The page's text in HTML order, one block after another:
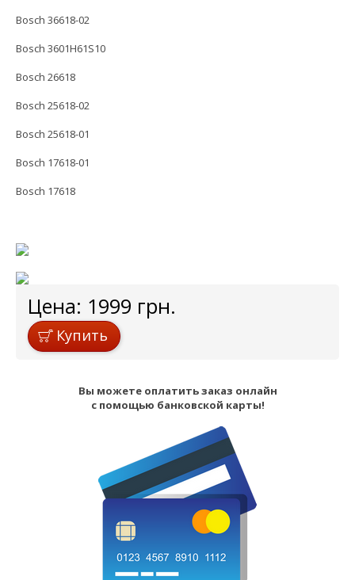
Bosch 36618-02
Bosch 3601H61S10
Bosch 26618
Bosch 25618-02
Bosch 25618-01
Bosch 17618-01
Bosch 17618
Цена: 1999 грн.
Купить
Вы можете оплатить заказ онлайн
с помощью банковской карты!